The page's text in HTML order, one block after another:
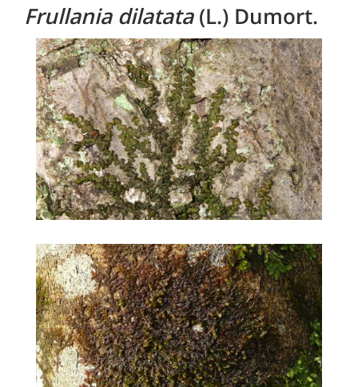
Frullania dilatata(L.) Dumort.